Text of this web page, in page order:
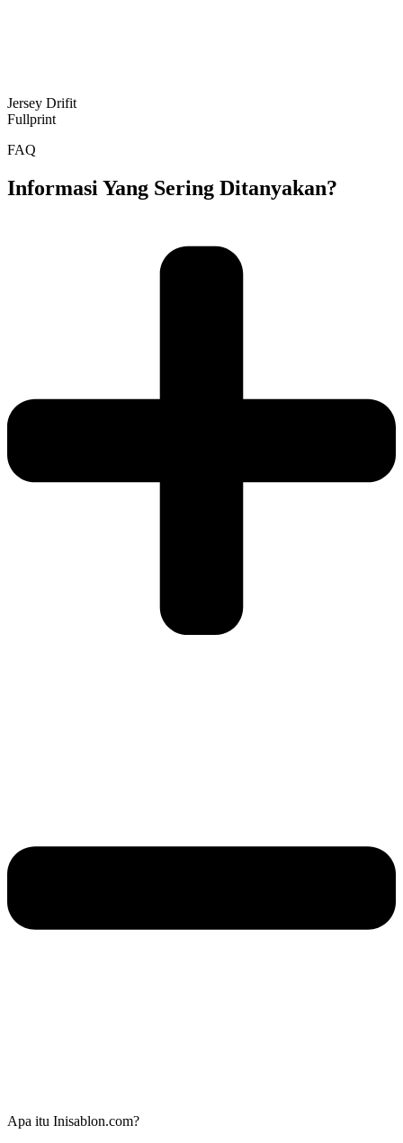
Jersey Drifit
Fullprint
FAQ
Informasi Yang Sering Ditanyakan?
Apa itu Inisablon.com?